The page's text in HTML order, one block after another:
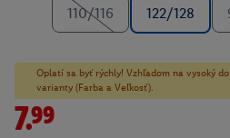
110/116 122/128
Oplatí sa byť rýchly! Vzhľadom na vysoký
varianty (Farba a Veľkosť).
7.99